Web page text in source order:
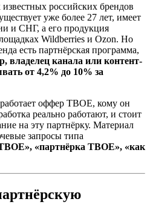
российских брендов
уже более 27 лет, имеет
и СНГ, а его продукция
Wildberries и Ozon. Но
есть партнёрская программа,
владелец канала или контент-
от 4,2% до 10% за
работает оффер ТВОЕ, кому он
реально работают, и стоит
на эту партнёрку. Материал
запросы типа
«партнёрка TВОЕ», «как